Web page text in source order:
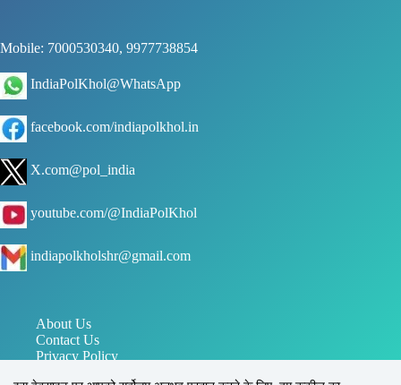
Mobile: 7000530340, 9977738854
IndiaPolKhol@WhatsApp
facebook.com/indiapolkhol.in
X.com@pol_india
youtube.com/@IndiaPolKhol
indiapolkholshr@gmail.com
About Us
Contact Us
Privacy Policy